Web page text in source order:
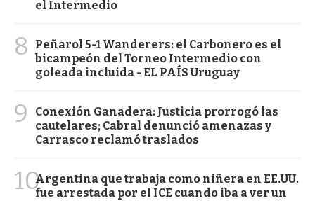
el Intermedio
8
Peñarol 5-1 Wanderers: el Carbonero es el
bicampeón del Torneo Intermedio con
goleada incluida - EL PAÍS Uruguay
9
Conexión Ganadera: Justicia prorrogó las
cautelares; Cabral denunció amenazas y
Carrasco reclamó traslados
10Argentina que trabaja como niñera en EE.UU.
fue arrestada por el ICE cuando iba a ver un